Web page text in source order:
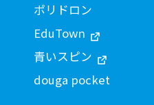
ポリドロン
EduTown
青いスピン
douga pocket